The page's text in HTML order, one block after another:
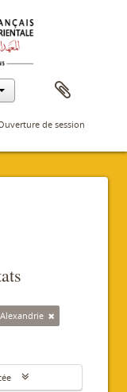
de session
Alexandrie